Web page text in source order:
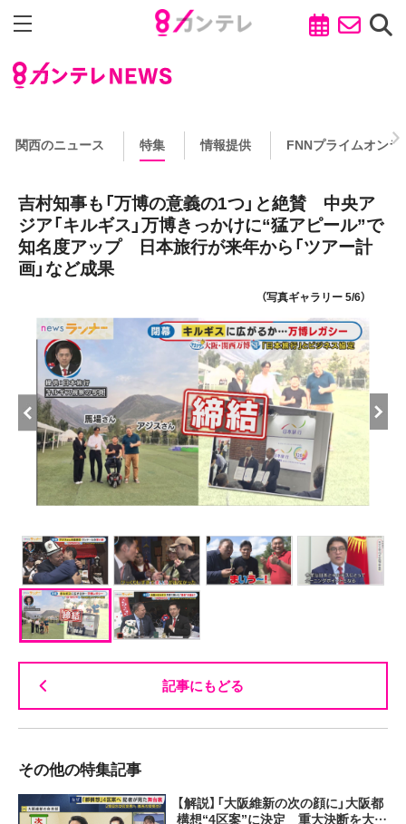
関西のニュース 特集 情報提供 FNNプライムオンラ
吉村知事も「万博の意義の1つ」と絶賛 中央ア
ジア「キルギス」万博きっかけに“猛アピール”で
知名度アップ 日本旅行が来年から「ツアー計
画」など成果
（写真ギャラリー 5/6）
記事にもどる
その他の特集記事
【解説】「大阪維新の次の顔に」大阪都
構想“4区案”に決定 重大決断を大…